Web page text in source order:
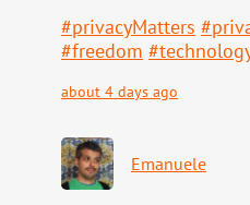
#privacyMatters #
#freedom #
about 4 days ago
Emanuele